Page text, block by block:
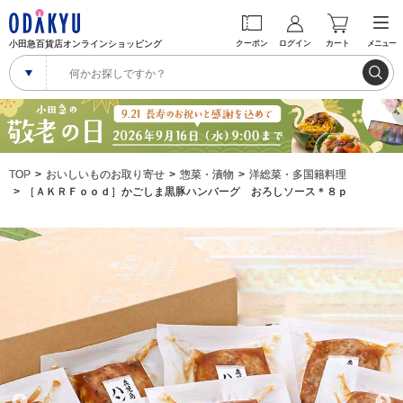
小田急百貨店オンラインショッピング クーポン ログイン カート メニュー
TOP おいしいものお取り寄せ 惣菜・漬物
洋総菜・多国籍料理
［ＡＫＲＦｏｏｄ］かごしま黒豚ハンバーグ おろしソース＊８ｐ